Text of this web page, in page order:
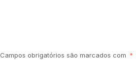
Campos obrigatórios são marcados com *